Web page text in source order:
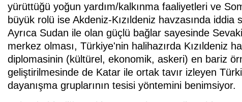
yürüttüğü yoğun yardım/kalkınma faaliyetleri ve
büyük rolü ise Akdeniz-Kızıldeniz havzasında
Ayrıca Sudan ile olan güçlü bağlar sayesinde
merkez olması, Türkiye'nin halihazırda Kızıldeniz
diplomasinin (kültürel, ekonomik, askeri) en bariz
geliştirilmesinde de Katar ile ortak tavır izleyen
dayanışma gruplarının tesisi yöntemini benimsiyor.